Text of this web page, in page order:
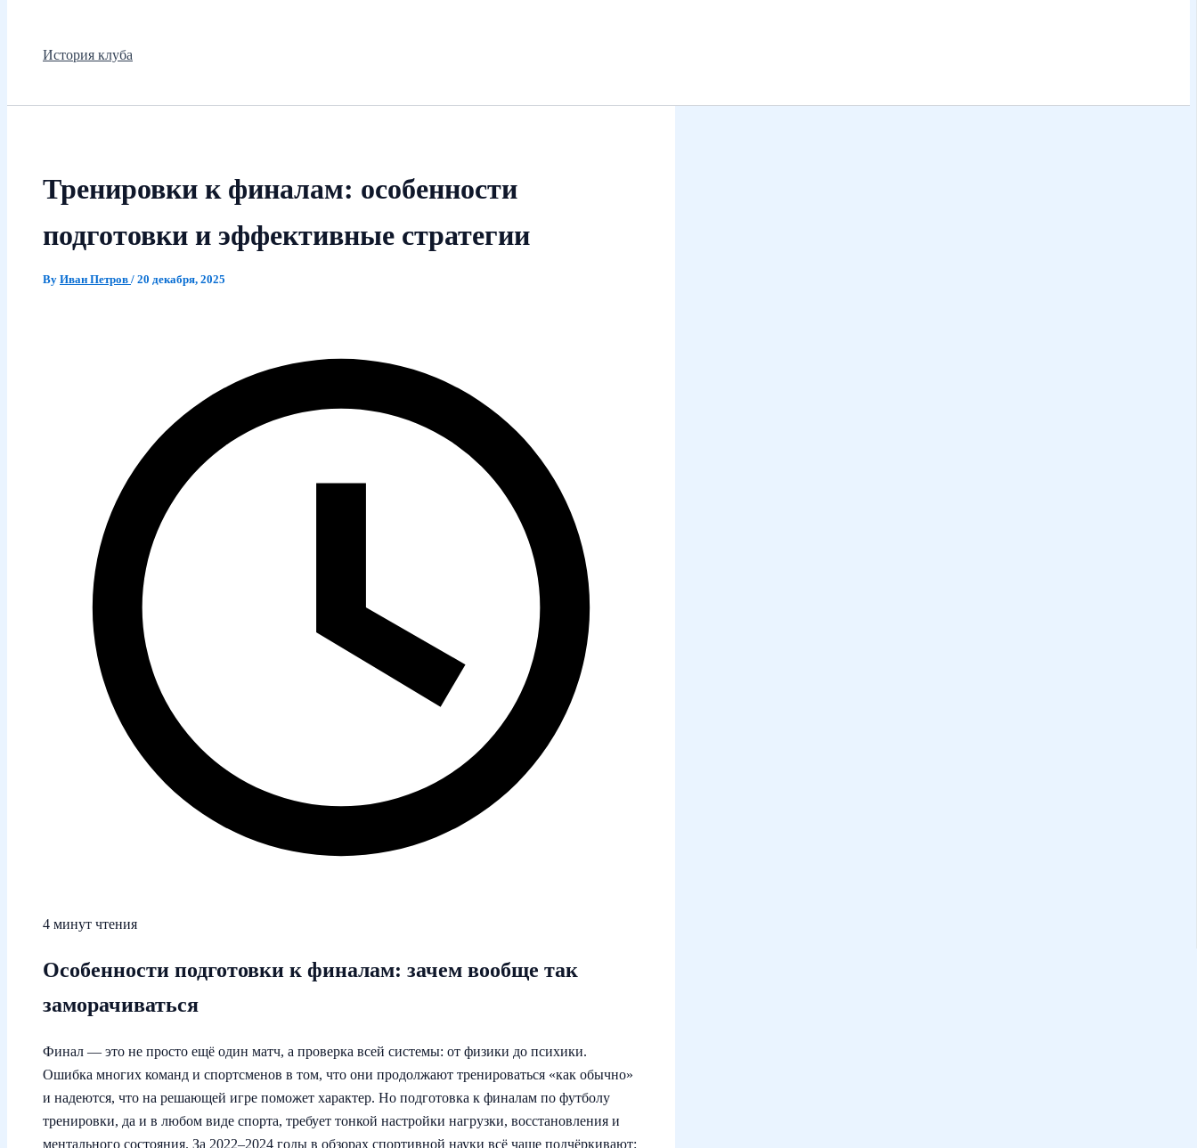
История клуба
Тренировки к финалам: особенности
подготовки и эффективные стратегии
By Иван Петров / 20 декабря, 2025
4 минут чтения
Особенности подготовки к финалам: зачем вообще так
заморачиваться
Финал — это не просто ещё один матч, а проверка всей системы: от физики до психики.
Ошибка многих команд и спортсменов в том, что они продолжают тренироваться «как обычно»
и надеются, что на решающей игре поможет характер. Но подготовка к финалам по футболу
тренировки, да и в любом виде спорта, требует тонкой настройки нагрузки, восстановления и
ментального состояния. За 2022–2024 годы в обзорах спортивной науки всё чаще подчёркивают: